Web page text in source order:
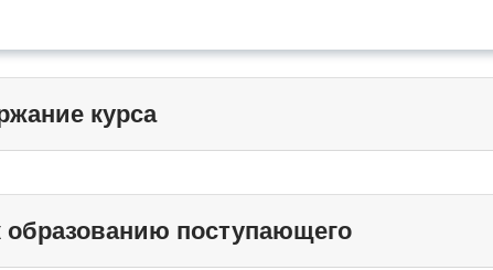
курса
образованию поступающего